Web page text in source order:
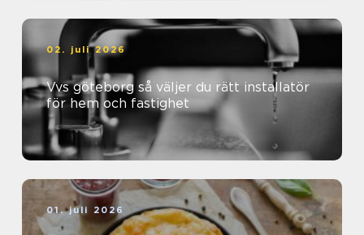
02. juli 2026
Vvs göteborg så väljer du rätt installatör
för hem och fastighet
01. juli 2026